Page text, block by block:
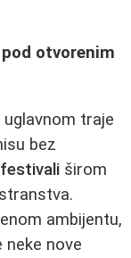
otvorenim
traje
bez
širom
ambijentu,
nove